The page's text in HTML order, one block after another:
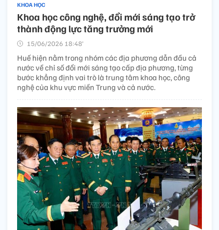
KHOA HỌC
Khoa học công nghệ, đổi mới sáng tạo trở
thành động lực tăng trưởng mới
15/06/2026 18:48’
Huế hiện nằm trong nhóm các địa phương dẫn đầu cả
nước về chỉ số đổi mới sáng tạo cấp địa phương, từng
bước khẳng định vai trò là trung tâm khoa học, công
nghệ của khu vực miền Trung và cả nước.